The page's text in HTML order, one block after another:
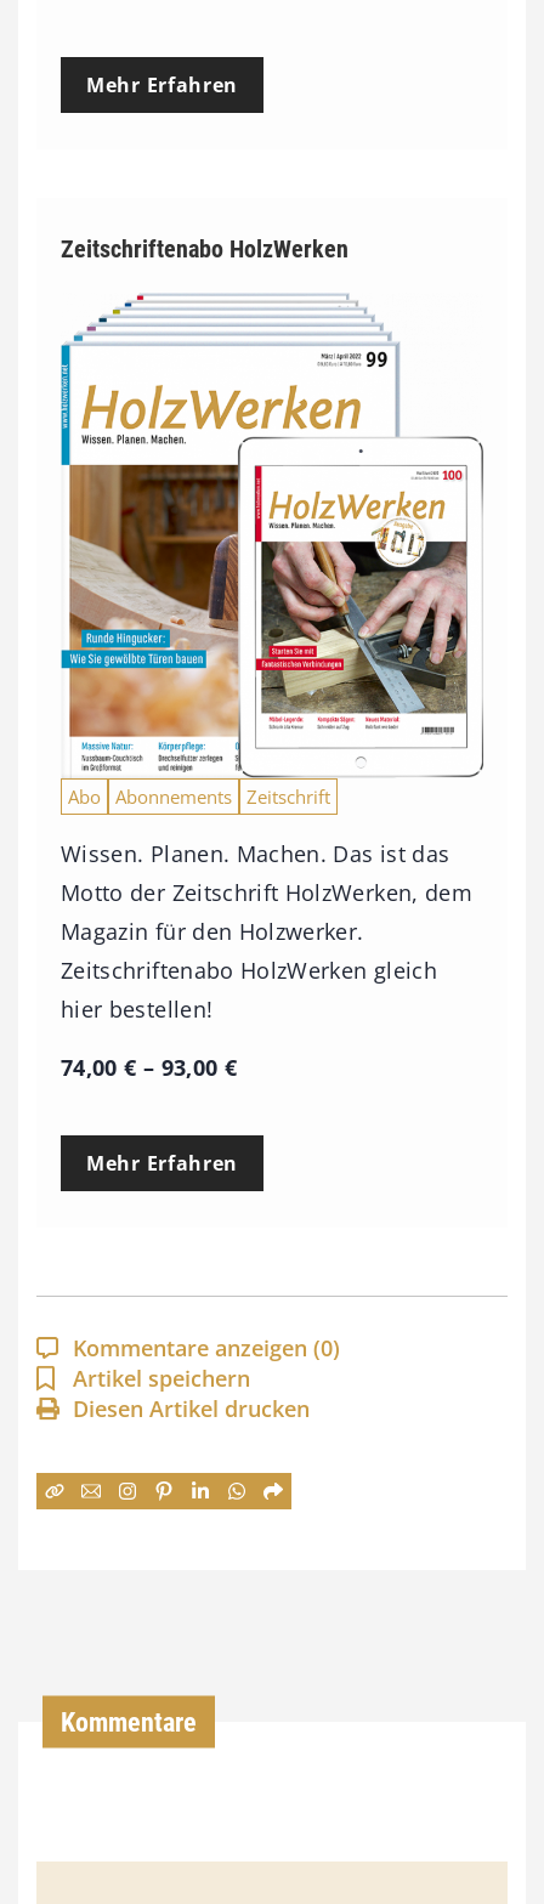
Mehr Erfahren
Zeitschriftenabo HolzWerken
Abo Abonnements Zeitschrift
Wissen. Planen. Machen. Das ist das
Motto der Zeitschrift HolzWerken, dem
Magazin für den Holzwerker.
Zeitschriftenabo HolzWerken gleich
hier bestellen!
74,00€ – 93,00 €P
e
p
a
n
n
:
Mehr Erfahren
Kommentare anzeigen (0)
Artikel speichern
Diesen Artikel drucken
Kommentare